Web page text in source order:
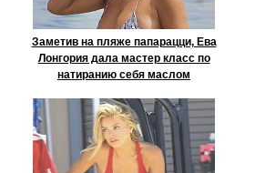
Заметив на пляже папарацци, Ева
Лонгория дала мастер класс по
натиранию себя маслом